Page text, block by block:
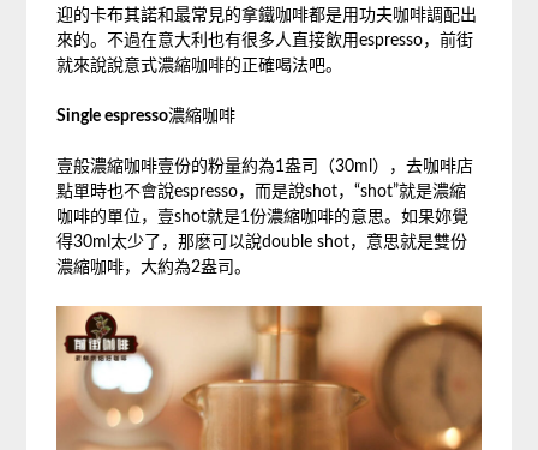
迎的卡布其諾和最常見的拿鐵咖啡都是用功夫咖啡調配出
來的。不過在意大利也有很多人直接飲用espresso，前街
就來說說意式濃縮咖啡的正確喝法吧。
Single espresso濃縮咖啡
壹般濃縮咖啡壹份的粉量約為1盎司（30ml），去咖啡店
點單時也不會說espresso，而是說shot，“shot”就是濃縮
咖啡的單位，壹shot就是1份濃縮咖啡的意思。如果妳覺
得30ml太少了，那麽可以說double shot，意思就是雙份
濃縮咖啡，大約為2盎司。